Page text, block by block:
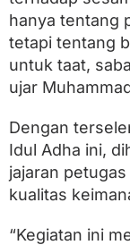
hanya tentang
tetapi tentang
untuk taat,
ujar
Dengan
Idul Adha ini,
jajaran
kualitas
“Kegiatan ini